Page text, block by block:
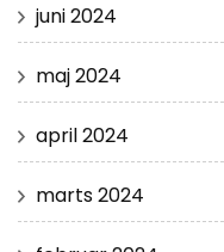
juni 2024
maj 2024
april 2024
marts 2024